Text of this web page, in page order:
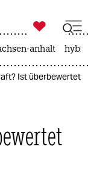

taz zahl ich
anhalt
Ist überbewertet